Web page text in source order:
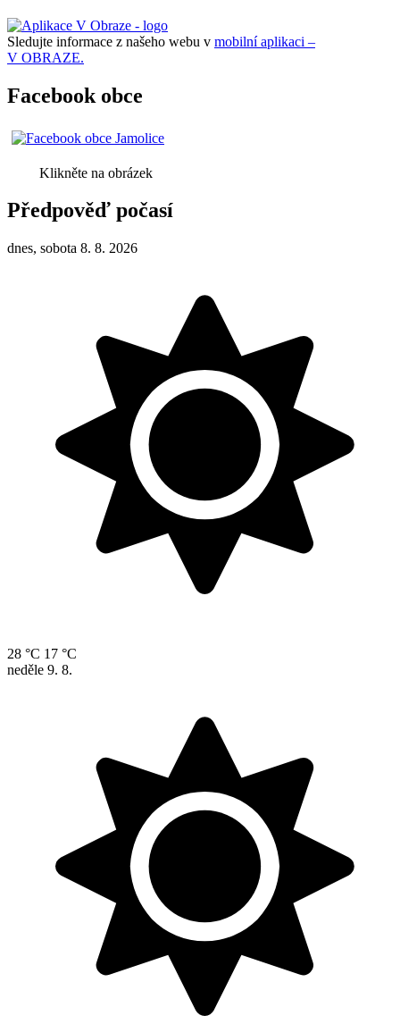
Sledujte informace z našeho webu v mobilní aplikaci –
V OBRAZE.
Facebook obce
Klikněte na obrázek
Předpověď počasí
dnes, sobota 8. 8. 2026
28 °C 17 °C
neděle 9. 8.